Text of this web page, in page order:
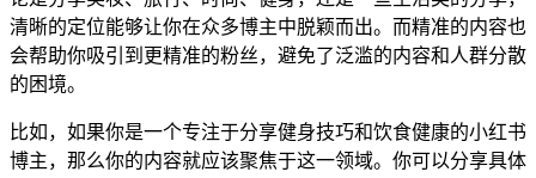
清晰的定位能够让你在众多博主中脱颖而出。而精准的内容也
会帮助你吸引到更精准的粉丝，避免了泛滥的内容和人群分散
的困境。
比如，如果你是一个专注于分享健身技巧和饮食健康的小红书
博主，那么你的内容就应该聚焦于这一领域。你可以分享具体